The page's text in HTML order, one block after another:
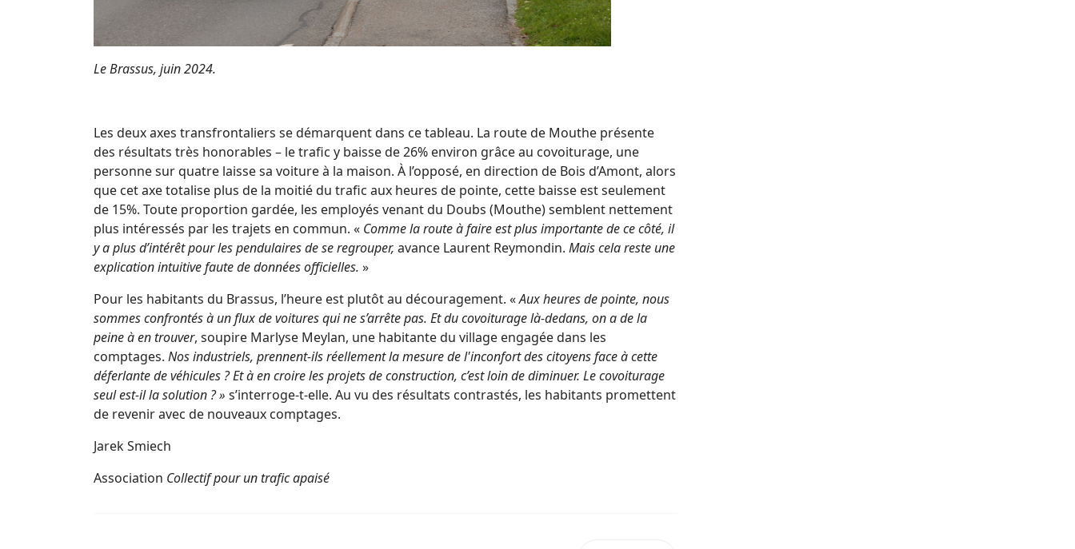
Le Brassus, juin 2024.
Les deux axes transfrontaliers se démarquent dans ce tableau. La route de Mouthe présente
des résultats très honorables – le trafic y baisse de 26% environ grâce au covoiturage, une
personne sur quatre laisse sa voiture à la maison. À l’opposé, en direction de Bois d’Amont, alors
que cet axe totalise plus de la moitié du trafic aux heures de pointe, cette baisse est seulement
de 15%. Toute proportion gardée, les employés venant du Doubs (Mouthe) semblent nettement
plus intéressés par les trajets en commun. « Comme la route à faire est plus importante de ce côté, il
y a plus d’intérêt pour les pendulaires de se regrouper, avance Laurent Reymondin. Mais cela reste une
explication intuitive faute de données officielles. »
Pour les habitants du Brassus, l’heure est plutôt au découragement. «Aux heures de pointe, nous
sommes confrontés à un flux de voitures qui ne s’arrête pas. Et du covoiturage là-dedans, on a de la
peine à en trouver, soupire Marlyse Meylan, une habitante du village engagée dans les
comptages. Nos industriels, prennent-ils réellement la mesure de l'inconfort des citoyens face à cette
déferlante de véhicules ? Et à en croire les projets de construction, c’est loin de diminuer. Le covoiturage
seul est-il la solution ? » s’interroge-t-elle. Au vu des résultats contrastés, les habitants promettent
de revenir avec de nouveaux comptages.
Jarek Smiech
Association Collectif pour un trafic apaisé